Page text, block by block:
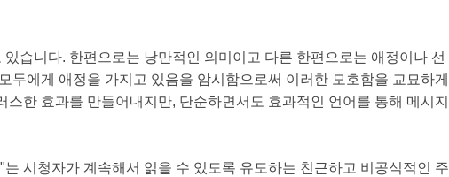
습니다. 한편으로는 낭만적인 의미이고 다른 한편으로는 애정이나 선
두에게 애정을 가지고 있음을 암시함으로써 이러한 모호함을 교묘하게
한 효과를 만들어내지만, 단순하면서도 효과적인 언어를 통해 메시지
시청자가 계속해서 읽을 수 있도록 유도하는 친근하고 비공식적인 주